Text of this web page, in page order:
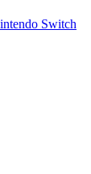
Switch